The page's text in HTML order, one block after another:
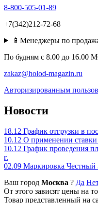
8-800-505-01-89
+7(342)212-72-68
📱Менеджеры по
По будням c 8.00 до 16.00
zakaz@holod-magazin.ru
Авторизированным
Новости
18.12 График отгрузки в
10.12 О применении
10.12 График проведения
г.
02.09 Маркировка Честный
Ваш город Москва ? Да
От этого зависят цены на
Товар представленный на